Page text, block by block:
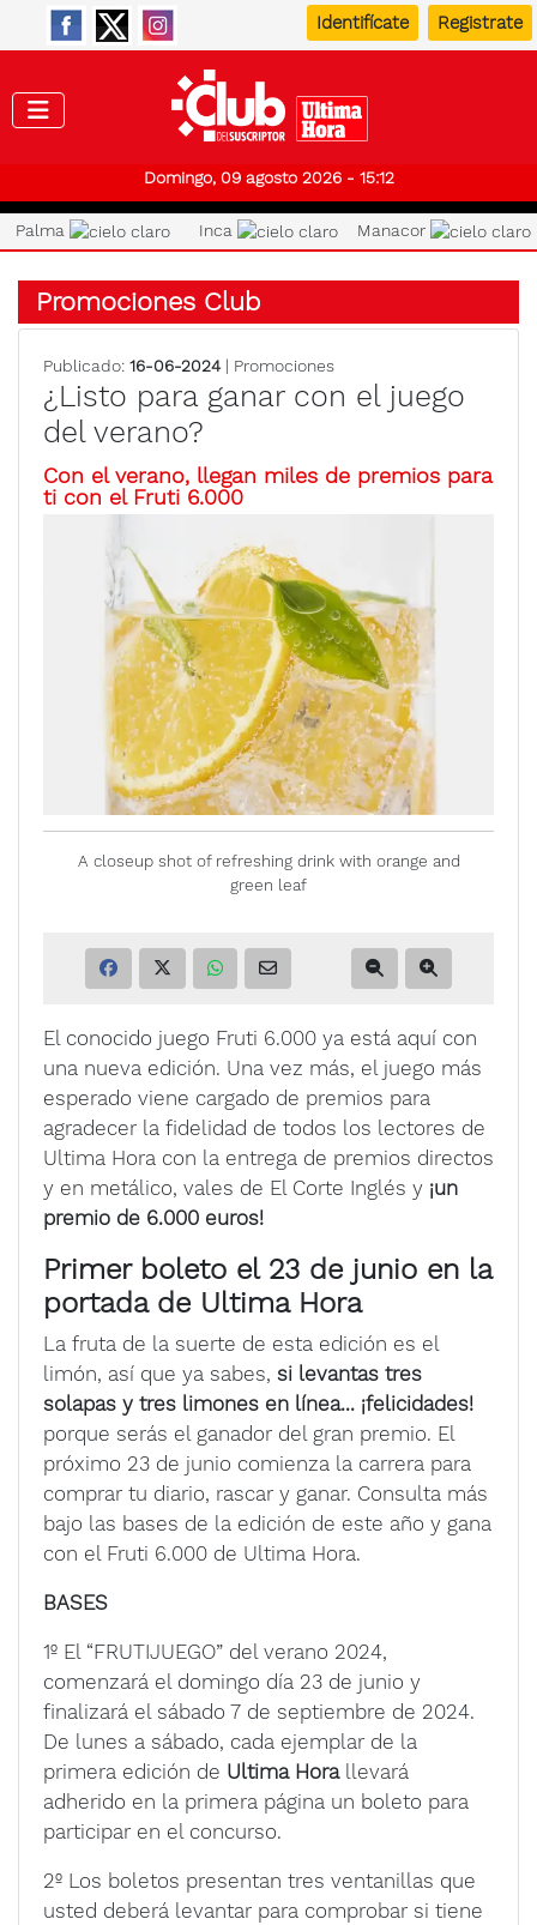
Identifícate Registrate
Domingo, 09 agosto 2026 - 15:12
Palma Inca Manacor
Promociones Club
Publicado: 16-06-2024| Promociones
¿Listo para ganar con el juego
del verano?
Con el verano, llegan miles de premios para
ti con el Fruti 6.000
A closeup shot of refreshing drink with orange and
green leaf
El conocido juego Fruti 6.000 ya está aquí con
una nueva edición. Una vez más, el juego más
esperado viene cargado de premios para
agradecer la fidelidad de todos los lectores de
Ultima Hora con la entrega de premios directos
y en metálico, vales de El Corte Inglés y ¡un
premio de 6.000 euros!
Primer boleto el 23 de junio en la
portada de Ultima Hora
La fruta de la suerte de esta edición es el
limón, así que ya sabes, si levantas tres
solapas y tres limones en línea... ¡felicidades!
porque serás el ganador del gran premio. El
próximo 23 de junio comienza la carrera para
comprar tu diario, rascar y ganar. Consulta más
bajo las bases de la edición de este año y gana
con el Fruti 6.000 de Ultima Hora.
BASES
1º El “FRUTIJUEGO” del verano 2024,
comenzará el domingo día 23 de junio y
finalizará el sábado 7 de septiembre de 2024.
De lunes a sábado, cada ejemplar de la
primera edición de Ultima Horallevará
adherido en la primera página un boleto para
participar en el concurso.
2º Los boletos presentan tres ventanillas que
usted deberá levantar para comprobar si tiene